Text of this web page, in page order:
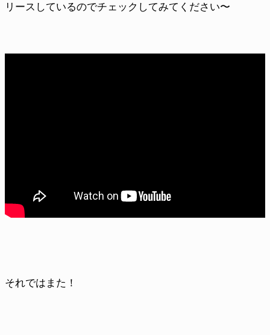
リースしているのでチェックしてみてください〜
それではまた！